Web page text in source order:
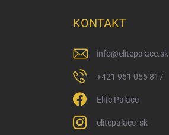
KONTAKT
info@elitepalace.sk
+421 951 055 817
Elite Palace
elitepalace_sk